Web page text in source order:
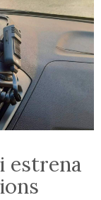
estrena